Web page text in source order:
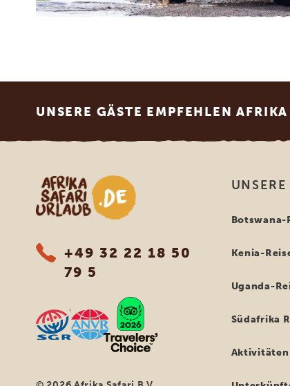
UNSERE GÄSTE EMPFEHLEN
Afrika Safari Urlaub
+49 32 22 18 50
79 5
UNSERE
Botswana-
Kenia-
Uganda-
Südafrika
Aktivitäten